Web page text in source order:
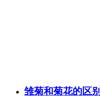
雏菊和菊花的区别